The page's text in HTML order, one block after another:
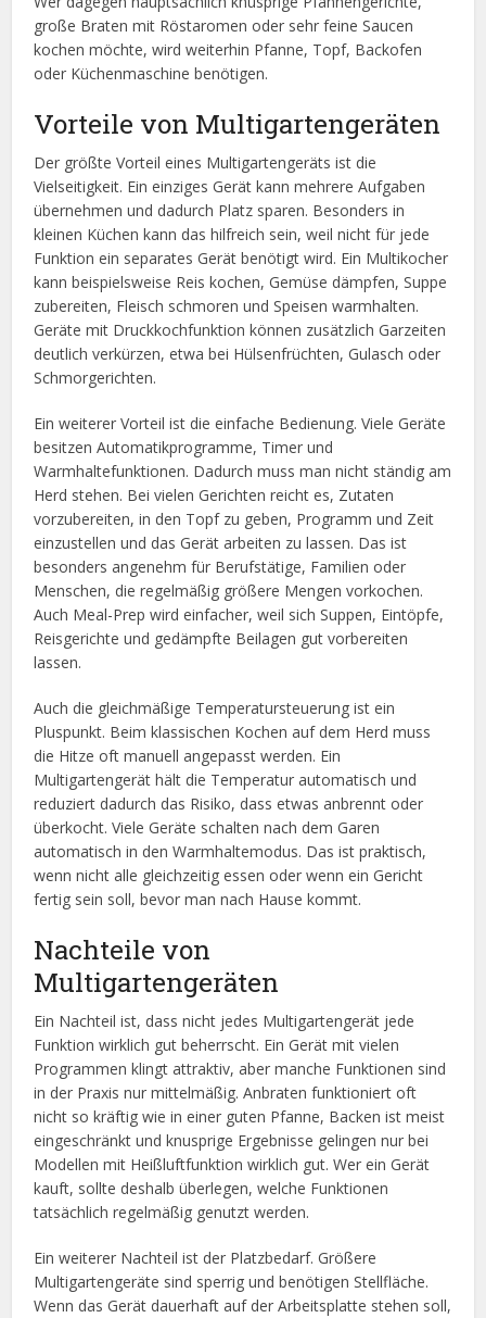
große Braten mit Röstaromen oder sehr feine Saucen
kochen möchte, wird weiterhin Pfanne, Topf, Backofen
oder Küchenmaschine benötigen.
Vorteile von Multigartengeräten
Der größte Vorteil eines Multigartengeräts ist die
Vielseitigkeit. Ein einziges Gerät kann mehrere Aufgaben
übernehmen und dadurch Platz sparen. Besonders in
kleinen Küchen kann das hilfreich sein, weil nicht für jede
Funktion ein separates Gerät benötigt wird. Ein Multikocher
kann beispielsweise Reis kochen, Gemüse dämpfen, Suppe
zubereiten, Fleisch schmoren und Speisen warmhalten.
Geräte mit Druckkochfunktion können zusätzlich Garzeiten
deutlich verkürzen, etwa bei Hülsenfrüchten, Gulasch oder
Schmorgerichten.
Ein weiterer Vorteil ist die einfache Bedienung. Viele Geräte
besitzen Automatikprogramme, Timer und
Warmhaltefunktionen. Dadurch muss man nicht ständig am
Herd stehen. Bei vielen Gerichten reicht es, Zutaten
vorzubereiten, in den Topf zu geben, Programm und Zeit
einzustellen und das Gerät arbeiten zu lassen. Das ist
besonders angenehm für Berufstätige, Familien oder
Menschen, die regelmäßig größere Mengen vorkochen.
Auch Meal-Prep wird einfacher, weil sich Suppen, Eintöpfe,
Reisgerichte und gedämpfte Beilagen gut vorbereiten
lassen.
Auch die gleichmäßige Temperatursteuerung ist ein
Pluspunkt. Beim klassischen Kochen auf dem Herd muss
die Hitze oft manuell angepasst werden. Ein
Multigartengerät hält die Temperatur automatisch und
reduziert dadurch das Risiko, dass etwas anbrennt oder
überkocht. Viele Geräte schalten nach dem Garen
automatisch in den Warmhaltemodus. Das ist praktisch,
wenn nicht alle gleichzeitig essen oder wenn ein Gericht
fertig sein soll, bevor man nach Hause kommt.
Nachteile von
Multigartengeräten
Ein Nachteil ist, dass nicht jedes Multigartengerät jede
Funktion wirklich gut beherrscht. Ein Gerät mit vielen
Programmen klingt attraktiv, aber manche Funktionen sind
in der Praxis nur mittelmäßig. Anbraten funktioniert oft
nicht so kräftig wie in einer guten Pfanne, Backen ist meist
eingeschränkt und knusprige Ergebnisse gelingen nur bei
Modellen mit Heißluftfunktion wirklich gut. Wer ein Gerät
kauft, sollte deshalb überlegen, welche Funktionen
tatsächlich regelmäßig genutzt werden.
Ein weiterer Nachteil ist der Platzbedarf. Größere
Multigartengeräte sind sperrig und benötigen Stellfläche.
Wenn das Gerät dauerhaft auf der Arbeitsplatte stehen soll,